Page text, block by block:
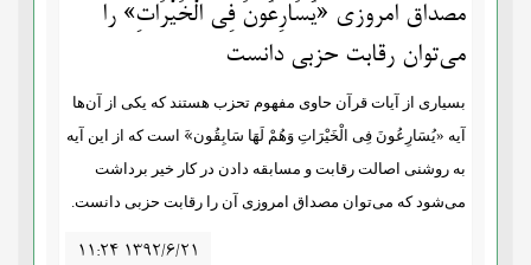
مصداق امروزی «یُسَارِعُونَ فِی الْخَیْرَاتِ» را
می‌توان رقابت حزبی دانست
بسیاری از آیات قرآن حاوی مفهوم تحزب هستند که یکی از آن‌ها
آیه «یُسَارِعُونَ فِی الْخَیْرَاتِ وَهُمْ لَهَا سَابِقُون»َ است که از این آیه
به روشنی اصالت رقابت و مسابقه دادن در کار خیر برداشت
می‌شود که می‌توان مصداق امروزی آن را رقابت حزبی دانست.
۱۱:۲۴ ۱۳۹۲/۶/۲۱